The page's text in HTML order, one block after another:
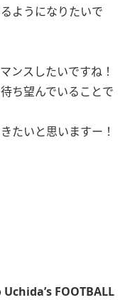
ようになりたいで
ンスしたいですね！
ち望んでいることで
たいと思いますー！
FOOTBALL